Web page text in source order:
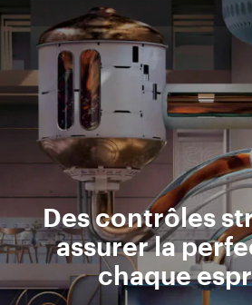
Des contrôles
assurer la
chaque